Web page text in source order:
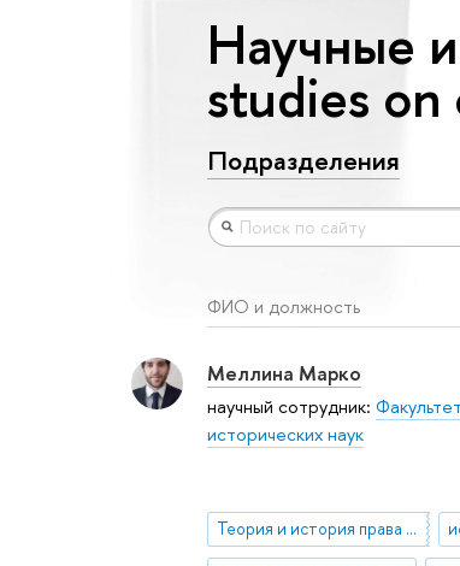
Научные
studies
Подразделения
ФИО и должность
Меллина Марко
научный сотрудник:
исторических наук
Теория и история права и государства